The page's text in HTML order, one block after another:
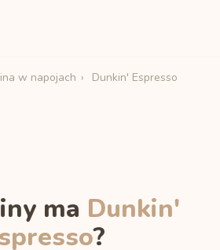
w napojach › Dunkin' Espresso
ma Dunkin'
?